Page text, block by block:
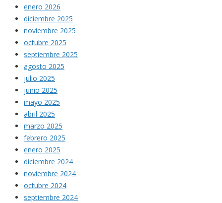
enero 2026
diciembre 2025
noviembre 2025
octubre 2025
septiembre 2025
agosto 2025
julio 2025
junio 2025
mayo 2025
abril 2025
marzo 2025
febrero 2025
enero 2025
diciembre 2024
noviembre 2024
octubre 2024
septiembre 2024